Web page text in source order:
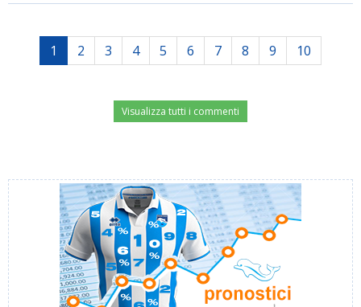
1 2 3 4 5 6 7 8 9 10
Visualizza tutti i commenti